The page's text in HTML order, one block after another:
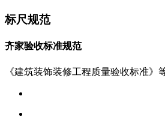
标尺规范
齐家验收标准规范
《建筑装饰装修工程质量验收标准》